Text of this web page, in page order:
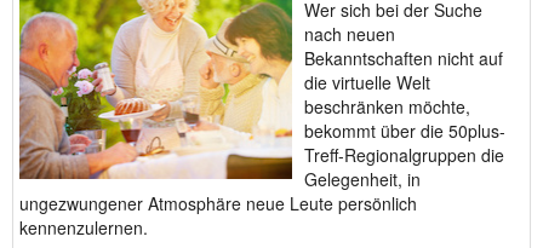
Wer sich bei der Suche
nach neuen
Bekanntschaften nicht auf
die virtuelle Welt
beschränken möchte,
bekommt über die 50plus-
Treff-Regionalgruppen die
Gelegenheit, in
ungezwungener Atmosphäre neue Leute persönlich
kennenzulernen.